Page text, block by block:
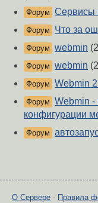
Форум Сервисы
Форум Что за
Форум webmin
Форум webmin
Форум Webmin
Форум Webmin -
конфигурации
Форум
О Сервере - Правила